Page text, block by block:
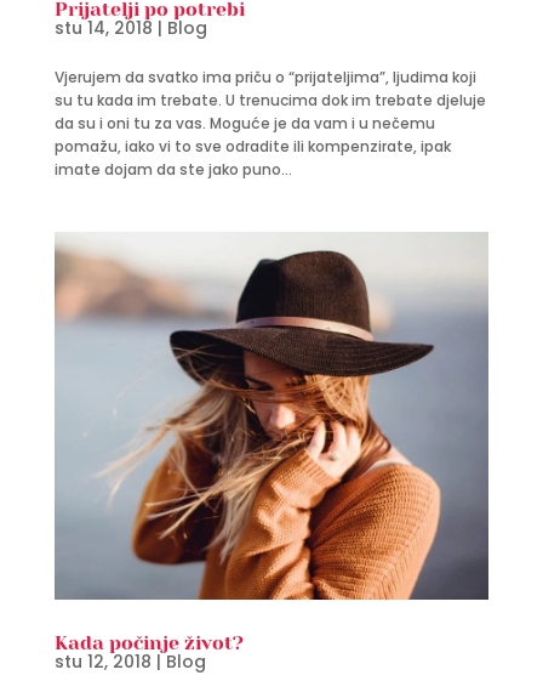
Prijatelji po potrebi
stu 14, 2018 | Blog
Vjerujem da svatko ima priču o “prijateljima”, ljudima koji
su tu kada im trebate. U trenucima dok im trebate djeluje
da su i oni tu za vas. Moguće je da vam i u nečemu
pomažu, iako vi to sve odradite ili kompenzirate, ipak
imate dojam da ste jako puno...
Kada počinje život?
stu 12, 2018 |Blog